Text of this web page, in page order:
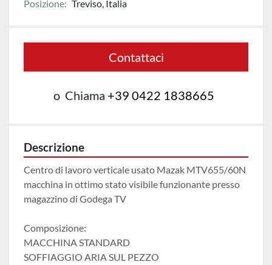
Posizione: Treviso, Italia
Contattaci
o Chiama +39 0422 1838665
Descrizione
Centro di lavoro verticale usato Mazak MTV655/60N
macchina in ottimo stato visibile funzionante presso
magazzino di Godega TV
Composizione:
MACCHINA STANDARD
SOFFIAGGIO ARIA SUL PEZZO